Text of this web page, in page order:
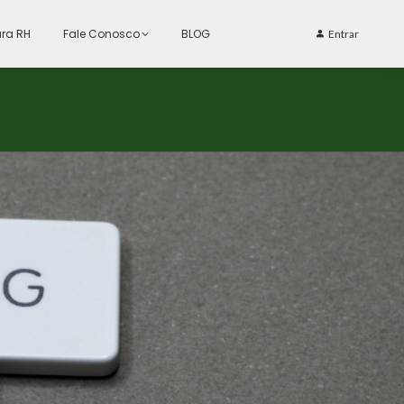
RH Fale Conosco BLOG Entrar